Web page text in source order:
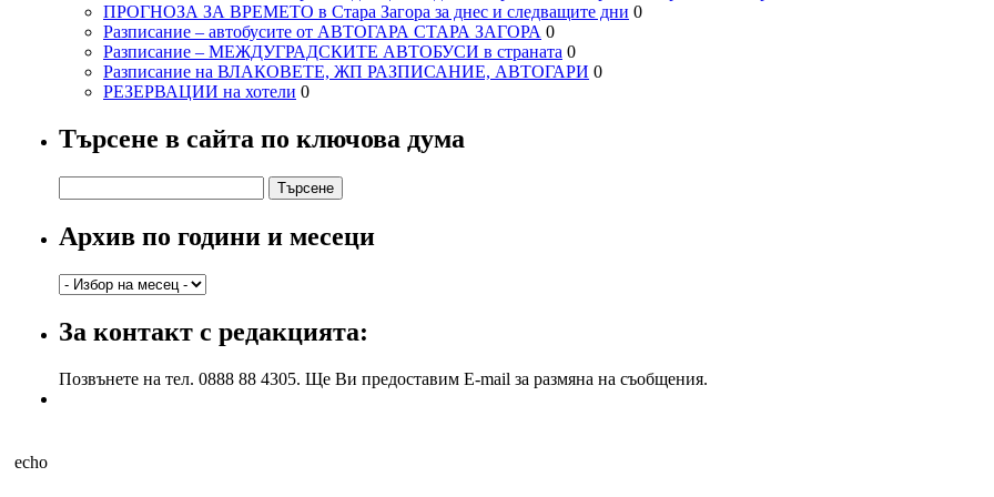
ПРОГНОЗА ЗА ВРЕМЕТО в Стара Загора за днес и следващите дни 0
Разписание – автобусите от АВТОГАРА СТАРА ЗАГОРА 0
Разписание – МЕЖДУГРАДСКИТЕ АВТОБУСИ в страната 0
Разписание на ВЛАКОВЕТЕ, ЖП РАЗПИСАНИЕ, АВТОГАРИ 0
РЕЗЕРВАЦИИ на хотели 0
Търсене в сайта по ключова дума
за:
Архив по години и месеци
Архив
години
и
За контакт с редакцията:
Позвънете на тел. 0888 88 4305. Ще Ви предоставим E-mail за размяна на съобщения.
echo